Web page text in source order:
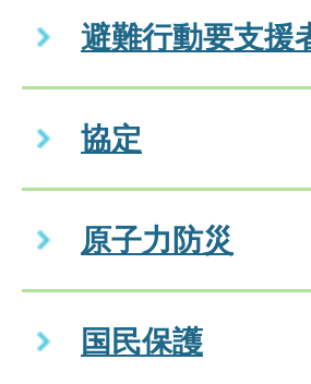
避難行動要支援
協定
原子力防災
国民保護